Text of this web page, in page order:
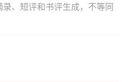
、短评和书评生成，不等同